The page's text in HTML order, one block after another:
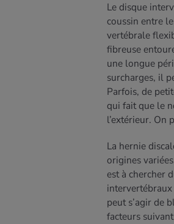
Le disque
coussin entre
vertébrale
fibreuse
une longue
surcharges, il
Parfois, de
qui fait que le
l’extérieur. On
La hernie
origines
est à chercher
intervertébraux
peut s’agir de
facteurs